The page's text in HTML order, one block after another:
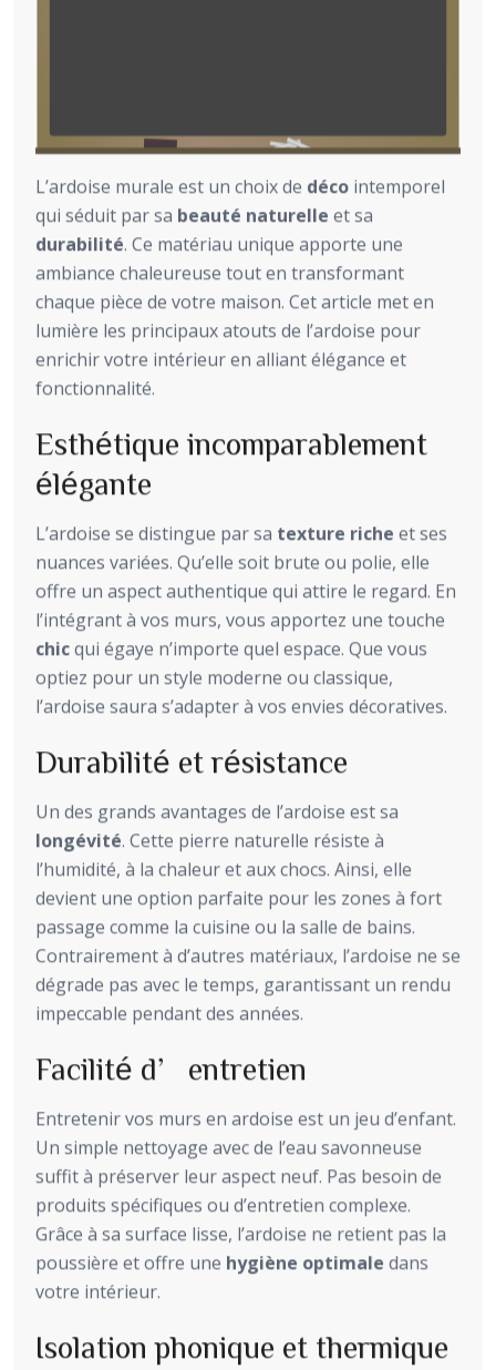
L’ardoise murale est un choix de déco intemporel
qui séduit par sa beauté naturelle et sa
durabilité. Ce matériau unique apporte une
ambiance chaleureuse tout en transformant
chaque pièce de votre maison. Cet article met en
lumière les principaux atouts de l’ardoise pour
enrichir votre intérieur en alliant élégance et
fonctionnalité.
Esthétique incomparablement
élégante
L’ardoise se distingue par sa texture riche et ses
nuances variées. Qu’elle soit brute ou polie, elle
offre un aspect authentique qui attire le regard. En
l’intégrant à vos murs, vous apportez une touche
chicqui égaye n’importe quel espace. Que vous
optiez pour un style moderne ou classique,
l’ardoise saura s’adapter à vos envies décoratives.
Durabilité et résistance
Un des grands avantages de l’ardoise est sa
longévité. Cette pierre naturelle résiste à
l’humidité, à la chaleur et aux chocs. Ainsi, elle
devient une option parfaite pour les zones à fort
passage comme la cuisine ou la salle de bains.
Contrairement à d’autres matériaux, l’ardoise ne se
dégrade pas avec le temps, garantissant un rendu
impeccable pendant des années.
Facilité d’entretien
Entretenir vos murs en ardoise est un jeu d’enfant.
Un simple nettoyage avec de l’eau savonneuse
suffit à préserver leur aspect neuf. Pas besoin de
produits spécifiques ou d’entretien complexe.
Grâce à sa surface lisse, l’ardoise ne retient pas la
poussière et offre une hygiène optimale dans
votre intérieur.
Isolation phonique et thermique